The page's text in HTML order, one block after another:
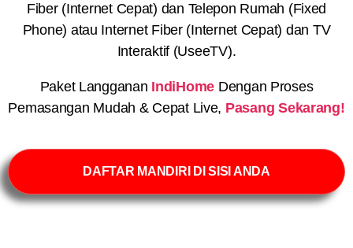
Fiber (Internet Cepat) dan Telepon Rumah (Fixed
Phone) atau Internet Fiber (Internet Cepat) dan TV
Interaktif (UseeTV).
Paket Langganan IndiHome Dengan Proses
Pemasangan Mudah & Cepat Live, Pasang Sekarang!
DAFTAR MANDIRI DI SISI ANDA